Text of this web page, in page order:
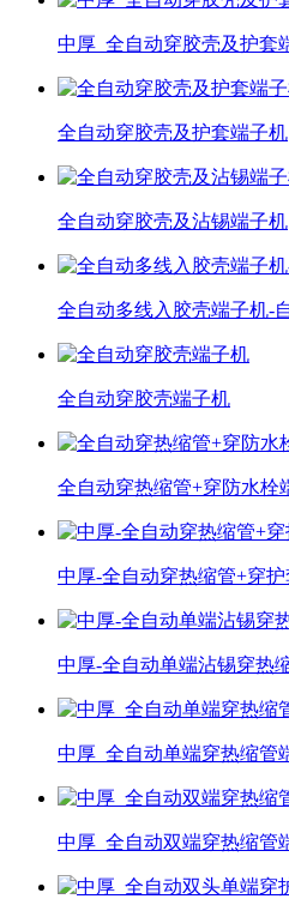
中厚_全自动穿胶壳及护套
全自动穿胶壳及护套端子机
全自动穿胶壳及沾锡端子机
全自动多线入胶壳端子机-
全自动穿胶壳端子机
全自动穿热缩管+穿防水栓
中厚-全自动穿热缩管+穿
中厚-全自动单端沾锡穿热
中厚_全自动单端穿热缩管
中厚_全自动双端穿热缩管